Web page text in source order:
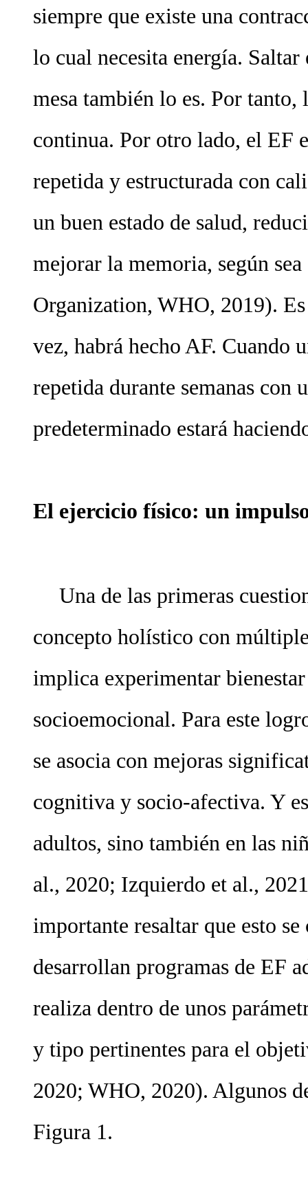
siempre que existe una
lo cual necesita energía.
mesa también lo es. Por
continua. Por otro lado, el EF
repetida y estructurada con
un buen estado de salud,
mejorar la memoria, según
Organization, WHO, 2019).
vez, habrá hecho AF. Cuando
repetida durante semanas con
predeterminado estará
El ejercicio físico: un
Una de las primeras
concepto holístico con
implica experimentar
socioemocional. Para este
se asocia con mejoras
cognitiva y socio-afectiva. Y
adultos, sino también en las
al., 2020; Izquierdo et al.,
importante resaltar que esto
desarrollan programas de EF
realiza dentro de unos
y tipo pertinentes para el
2020; WHO, 2020). Algunos
Figura 1.